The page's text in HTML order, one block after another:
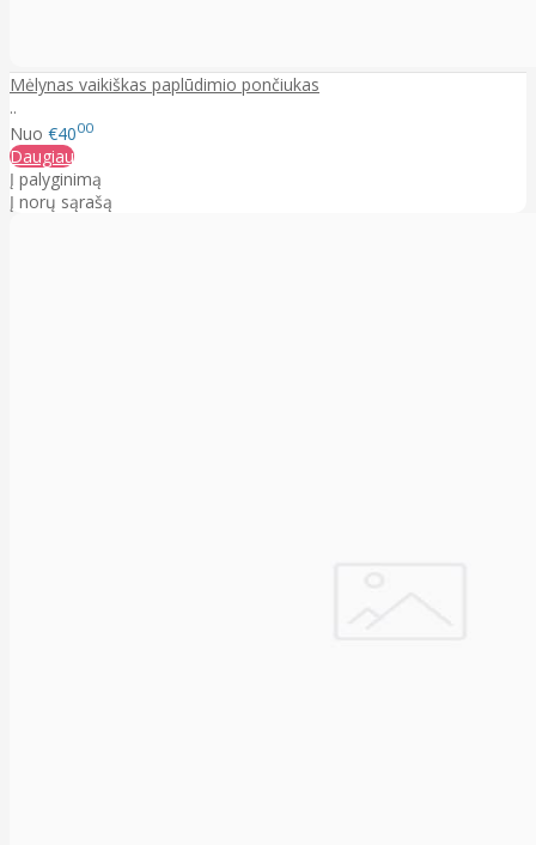
Mėlynas vaikiškas paplūdimio pončiukas
..
Nuo €4000
Daugiau
Į palyginimą
Į norų sąrašą